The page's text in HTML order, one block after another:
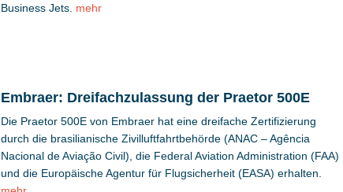
Business Jets. mehr
Embraer: Dreifachzulassung der Praetor 500E
Die Praetor 500E von Embraer hat eine dreifache Zertifizierung
durch die brasilianische Zivilluftfahrtbehörde (ANAC – Agência
Nacional de Aviação Civil), die Federal Aviation Administration (FAA)
und die Europäische Agentur für Flugsicherheit (EASA) erhalten.